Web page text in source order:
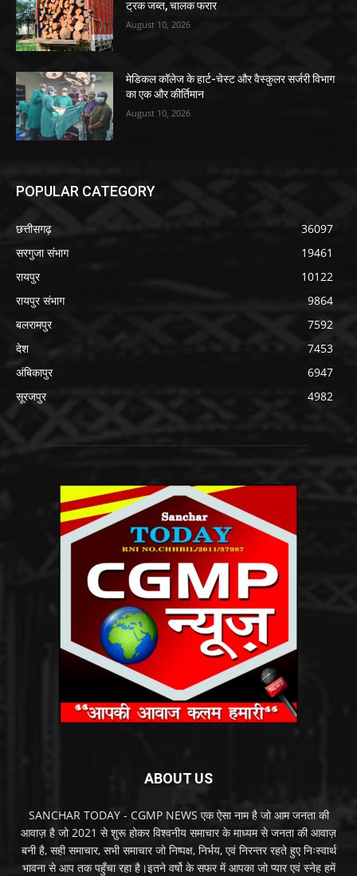
ट्रक जब्त, चालक फरार
August 10, 2026
मेडिकल कॉलेज के हार्ट-चेस्ट और वैस्कुलर सर्जरी विभाग
का एक और कीर्तिमान
August 10, 2026
POPULAR CATEGORY
छत्तीसगढ़
36097
सरगुजा संभाग
19461
रायपुर
10122
रायपुर संभाग
9864
बलरामपुर
7592
देश
7453
अंबिकापुर
6947
सूरजपुर
4982
ABOUT US
SANCHAR TODAY - CGMP NEWS एक ऐसा नाम है जो आम जनता की
आवाज़ है जो 2021 से शुरू होकर विश्वनीय समाचार के माध्यम से जनता की आवाज़
बनी है, सही समाचार, सभी समाचार जो निष्पक्ष, निर्भय, एवं निरन्तर रहते हुए निःस्वार्थ
भावना से आप तक पहुँचा रहा है।इतने वर्षो के सफर में आपका जो प्यार एवं स्नेह हमें